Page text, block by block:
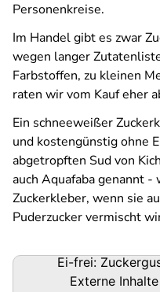
Personenkreise.
Im Handel gibt es zwar
wegen langer
Farbstoffen, zu kleinen
raten wir vom Kauf eher
Ein schneeweißer
und kostengünstig ohne
abgetropften Sud von
auch Aquafaba genannt
Zuckerkleber, wenn sie
Puderzucker vermischt
Ei-frei:
Externe